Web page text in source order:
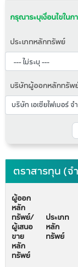
กรุณาระบุเงื่อนไขในก
ประเภทหลักทรัพย์
บริษัทผู้ออกหลักทรัพ
ตราสารทุน (จ
ผู้ออก
หลัก
ทรัพย์/
ผู้เสนอ
ขาย
หลัก
ทรัพย์
ประเภท
หลัก
ทรัพย์